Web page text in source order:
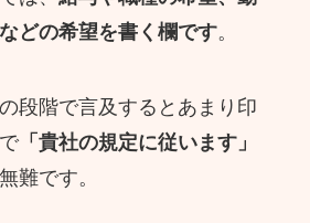
どの希望を書く欄です。
段階で言及するとあまり印
「貴社の規定に従います」
難です。